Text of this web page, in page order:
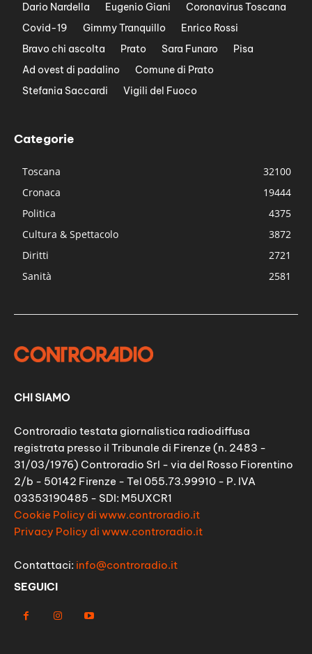
Dario Nardella
Eugenio Giani
Coronavirus Toscana
Covid-19
Gimmy Tranquillo
Enrico Rossi
Bravo chi ascolta
Prato Sara Funaro
Pisa
Ad ovest di padalino
Comune di Prato
Stefania Saccardi
Vigili del Fuoco
Categorie
Toscana
32100
Cronaca
19444
Politica
4375
Cultura & Spettacolo
3872
Diritti
2721
Sanità
2581
CHI SIAMO
Controradio testata giornalistica radiodiffusa
registrata presso il Tribunale di Firenze (n. 2483 -
31/03/1976) Controradio Srl - via del Rosso Fiorentino
2/b - 50142 Firenze - Tel 055.73.99910 - P. IVA
03353190485 - SDI: M5UXCR1
Cookie Policy di www.controradio.it
Privacy Policy di www.controradio.it
Contattaci: info@controradio.it
SEGUICI